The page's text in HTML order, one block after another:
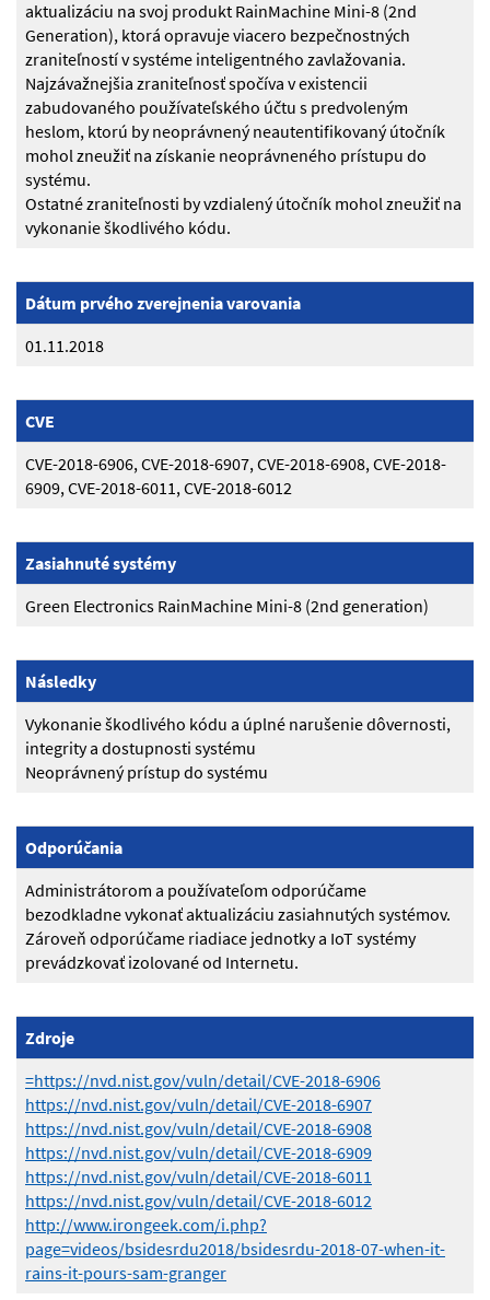
aktualizáciu na svoj produkt RainMachine Mini-8 (2nd
Generation), ktorá opravuje viacero bezpečnostných
zraniteľností v systéme inteligentného zavlažovania.
Najzávažnejšia zraniteľnosť spočíva v existencii
zabudovaného používateľského účtu s predvoleným
heslom, ktorú by neoprávnený neautentifikovaný útočník
mohol zneužiť na získanie neoprávneného prístupu do
systému.
Ostatné zraniteľnosti by vzdialený útočník mohol zneužiť na
vykonanie škodlivého kódu.
Dátum prvého zverejnenia varovania
01.11.2018
CVE
CVE-2018-6906, CVE-2018-6907, CVE-2018-6908, CVE-2018-
6909, CVE-2018-6011, CVE-2018-6012
Zasiahnuté systémy
Green Electronics RainMachine Mini-8 (2nd generation)
Následky
Vykonanie škodlivého kódu a úplné narušenie dôvernosti,
integrity a dostupnosti systému
Neoprávnený prístup do systému
Odporúčania
Administrátorom a používateľom odporúčame
bezodkladne vykonať aktualizáciu zasiahnutých systémov.
Zároveň odporúčame riadiace jednotky a IoT systémy
prevádzkovať izolované od Internetu.
Zdroje
=https://nvd.nist.gov/vuln/detail/CVE-2018-6906
https://nvd.nist.gov/vuln/detail/CVE-2018-6907
https://nvd.nist.gov/vuln/detail/CVE-2018-6908
https://nvd.nist.gov/vuln/detail/CVE-2018-6909
https://nvd.nist.gov/vuln/detail/CVE-2018-6011
https://nvd.nist.gov/vuln/detail/CVE-2018-6012
http://www.irongeek.com/i.php?
page=videos/bsidesrdu2018/bsidesrdu-2018-07-when-it-
rains-it-pours-sam-granger